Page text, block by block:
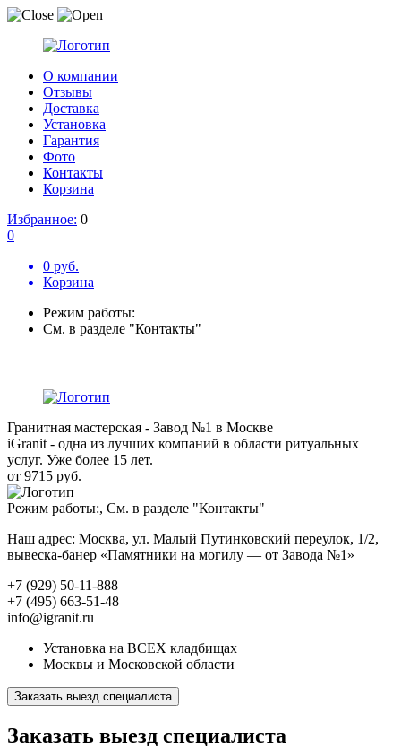
О компании
Отзывы
Доставка
Установка
Гарантия
Фото
Контакты
Корзина
Избранное: 0
0
0 руб.
Корзина
Режим работы:
См. в разделе "Контакты"
Гранитная мастерская - Завод №1 в Москве
iGranit - одна из лучших компаний в области ритуальных
услуг. Уже более 15 лет.
от 9715 руб.
Режим работы:, См. в разделе "Контакты"
Наш адрес: Москва, ул. Малый Путинковский переулок, 1/2,
вывеска-банер «Памятники на могилу — от Завода №1»
+7 (929) 50-11-888
+7 (495) 663-51-48
info@igranit.ru
Установка на ВСЕХ кладбищах
Москвы и Московской области
Заказать выезд специалиста
Заказать выезд специалиста